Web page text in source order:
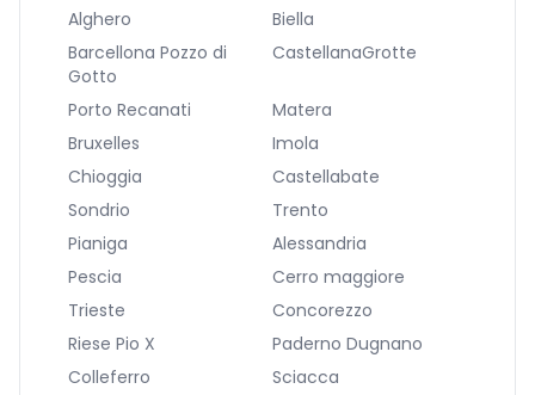
Alghero
Biella
Barcellona Pozzo di
Gotto
CastellanaGrotte
Porto Recanati
Matera
Bruxelles
Imola
Chioggia
Castellabate
Sondrio
Trento
Pianiga
Alessandria
Pescia
Cerro maggiore
Trieste
Concorezzo
Riese Pio X
Paderno Dugnano
Colleferro
Sciacca